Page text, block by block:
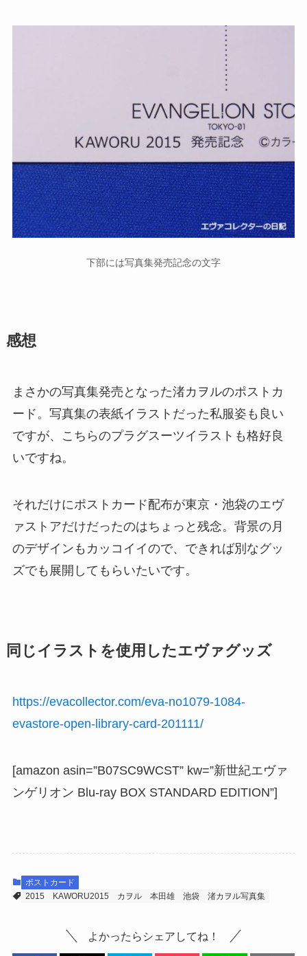
下部には写真集発売記念の文字
感想
まさかの写真集発売となった渚カヲルのポストカ
ード。写真集の表紙イラストだった私服姿も良い
ですが、こちらのプラグスーツイラストも格好良
いですね。
それだけにポストカード配布が東京・池袋のエヴ
ァストアだけだったのはちょっと残念。背景の月
のデザインもカッコイイので、できれば別なグッ
ズでも展開してもらいたいです。
同じイラストを使用したエヴァグッズ
https://evacollector.com/eva-no1079-1084-
evastore-open-library-card-201111/
[amazon asin=”B07SC9WCST” kw=”新世紀エヴァ
ンゲリオン Blu-ray BOX STANDARD EDITION”]
ポストカード
2015
KAWORU2015 カヲル 本田雄 池袋 渚カヲル写真集
よかったらシェアしてね！